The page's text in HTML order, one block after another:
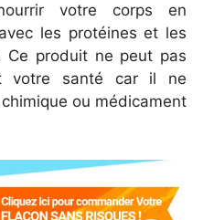
votre corps en
les protéines et les
Ce produit ne peut pas
votre santé car il ne
ou médicament